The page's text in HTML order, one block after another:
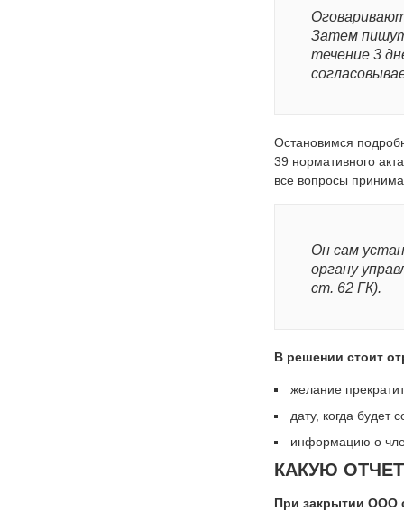
Затем пишут
течение 3
Остановимся
39 нормативного
все вопросы
Он сам
органу
ст. 62 ГК).
В решении стоит
желание
дату, когда будет
информацию о
КАКУЮ
При закрытии ООО